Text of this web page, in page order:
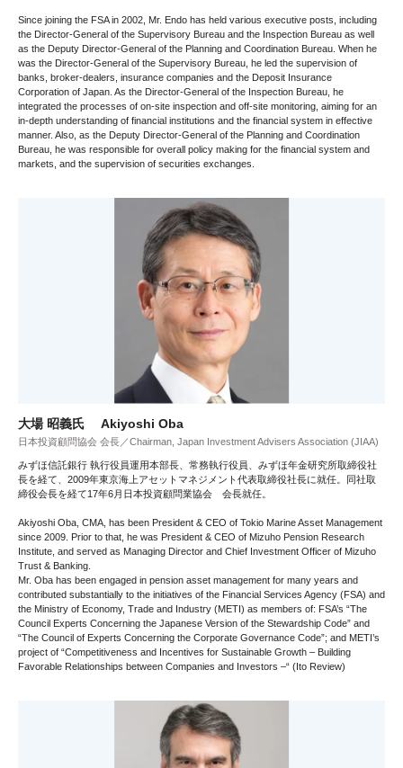
Since joining the FSA in 2002, Mr. Endo has held various executive posts, including
the Director-General of the Supervisory Bureau and the Inspection Bureau as well
as the Deputy Director-General of the Planning and Coordination Bureau. When he
was the Director-General of the Supervisory Bureau, he led the supervision of
banks, broker-dealers, insurance companies and the Deposit Insurance
Corporation of Japan. As the Director-General of the Inspection Bureau, he
integrated the processes of on-site inspection and off-site monitoring, aiming for an
in-depth understanding of financial institutions and the financial system in effective
manner. Also, as the Deputy Director-General of the Planning and Coordination
Bureau, he was responsible for overall policy making for the financial system and
markets, and the supervision of securities exchanges.
大場 昭義氏 Akiyoshi Oba
日本投資顧問協会 会長／Chairman, Japan Investment Advisers Association (JIAA)
みずほ信託銀行 執行役員運用本部長、常務執行役員、みずほ年金研究所取締役社
長を経て、2009年東京海上アセットマネジメント代表取締役社長に就任。同社取
締役会長を経て17年6月日本投資顧問業協会 会長就任。
Akiyoshi Oba, CMA, has been President & CEO of Tokio Marine Asset Management
since 2009. Prior to that, he was President & CEO of Mizuho Pension Research
Institute, and served as Managing Director and Chief Investment Officer of Mizuho
Trust & Banking.
Mr. Oba has been engaged in pension asset management for many years and
contributed substantially to the initiatives of the Financial Services Agency (FSA) and
the Ministry of Economy, Trade and Industry (METI) as members of: FSA’s “The
Council Experts Concerning the Japanese Version of the Stewardship Code” and
“The Council of Experts Concerning the Corporate Governance Code”; and METI’s
project of “Competitiveness and Incentives for Sustainable Growth – Building
Favorable Relationships between Companies and Investors –“ (Ito Review)